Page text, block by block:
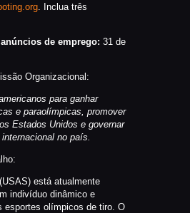
. Inclua três
de emprego: 31 de
Organizacional:
para ganhar
e paraolímpicas, promover
Estados Unidos e governar
no país.
está atualmente
indivíduo dinâmico e
esportes olímpicos de tiro. O